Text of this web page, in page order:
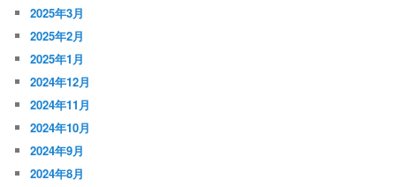
2025年3月
2025年2月
2025年1月
2024年12月
2024年11月
2024年10月
2024年9月
2024年8月